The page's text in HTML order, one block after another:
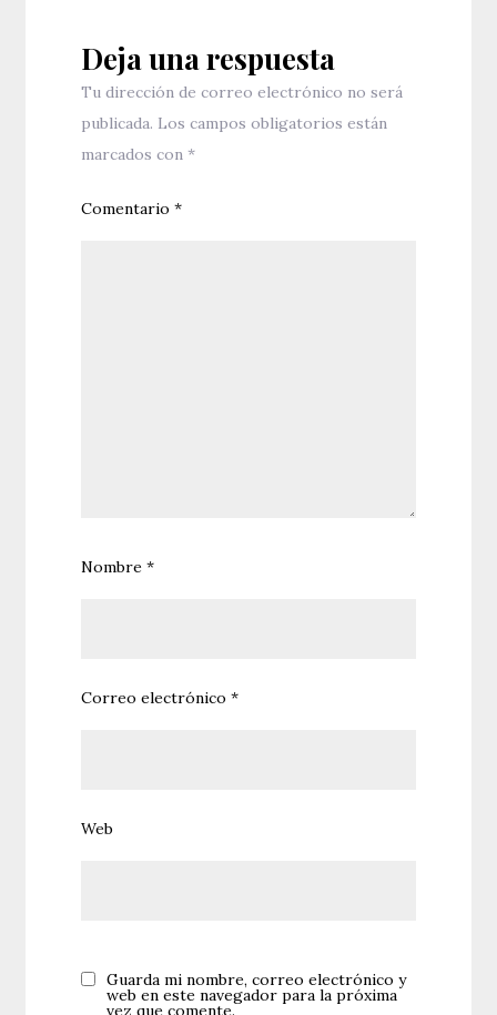
Deja una respuesta
Tu dirección de correo electrónico no será
publicada. Los campos obligatorios están
marcados con*
Comentario*
Nombre*
Correo electrónico*
Web
Guarda mi nombre, correo electrónico y
web en este navegador para la próxima
vez que comente.